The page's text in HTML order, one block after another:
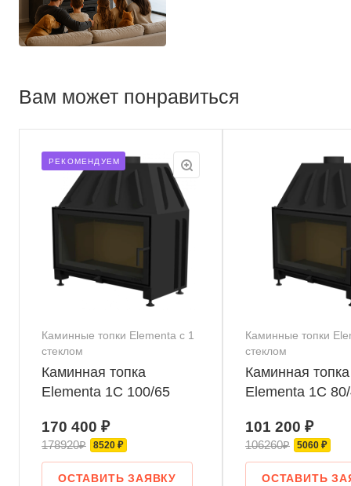
Вам может понравиться
РЕКОМЕНДУЕМ
Каминные топки Elementa с 1
стеклом
Каминная топка
Elementa 1С 100/65
170 400 ₽
178920₽ 8520 ₽
ОСТАВИТЬ ЗАЯВКУ
Каминные топки
стеклом
Каминная топка
Elementa 1С
101 200 ₽
106260₽ 5060 ₽
ОСТАВИТЬ